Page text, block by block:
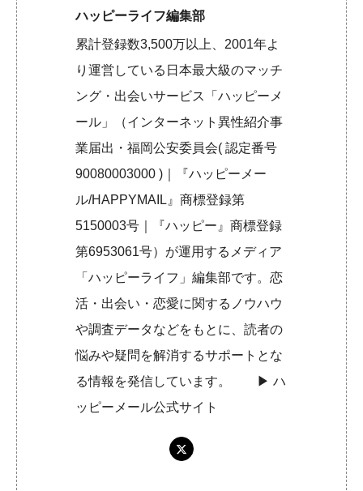
ハッピーライフ編集部
累計登録数3,500万以上、2001年よ
り運営している日本最大級のマッチ
ング・出会いサービス「ハッピーメ
ール」（インターネット異性紹介事
業届出・福岡公安委員会( 認定番号
90080003000 )｜『ハッピーメー
ル/HAPPYMAIL』商標登録第
5150003号｜『ハッピー』商標登録
第6953061号）が運用するメディア
「ハッピーライフ」編集部です。恋
活・出会い・恋愛に関するノウハウ
や調査データなどをもとに、読者の
悩みや疑問を解消するサポートとな
る情報を発信しています。 ▶︎ハ
ッピーメール公式サイト